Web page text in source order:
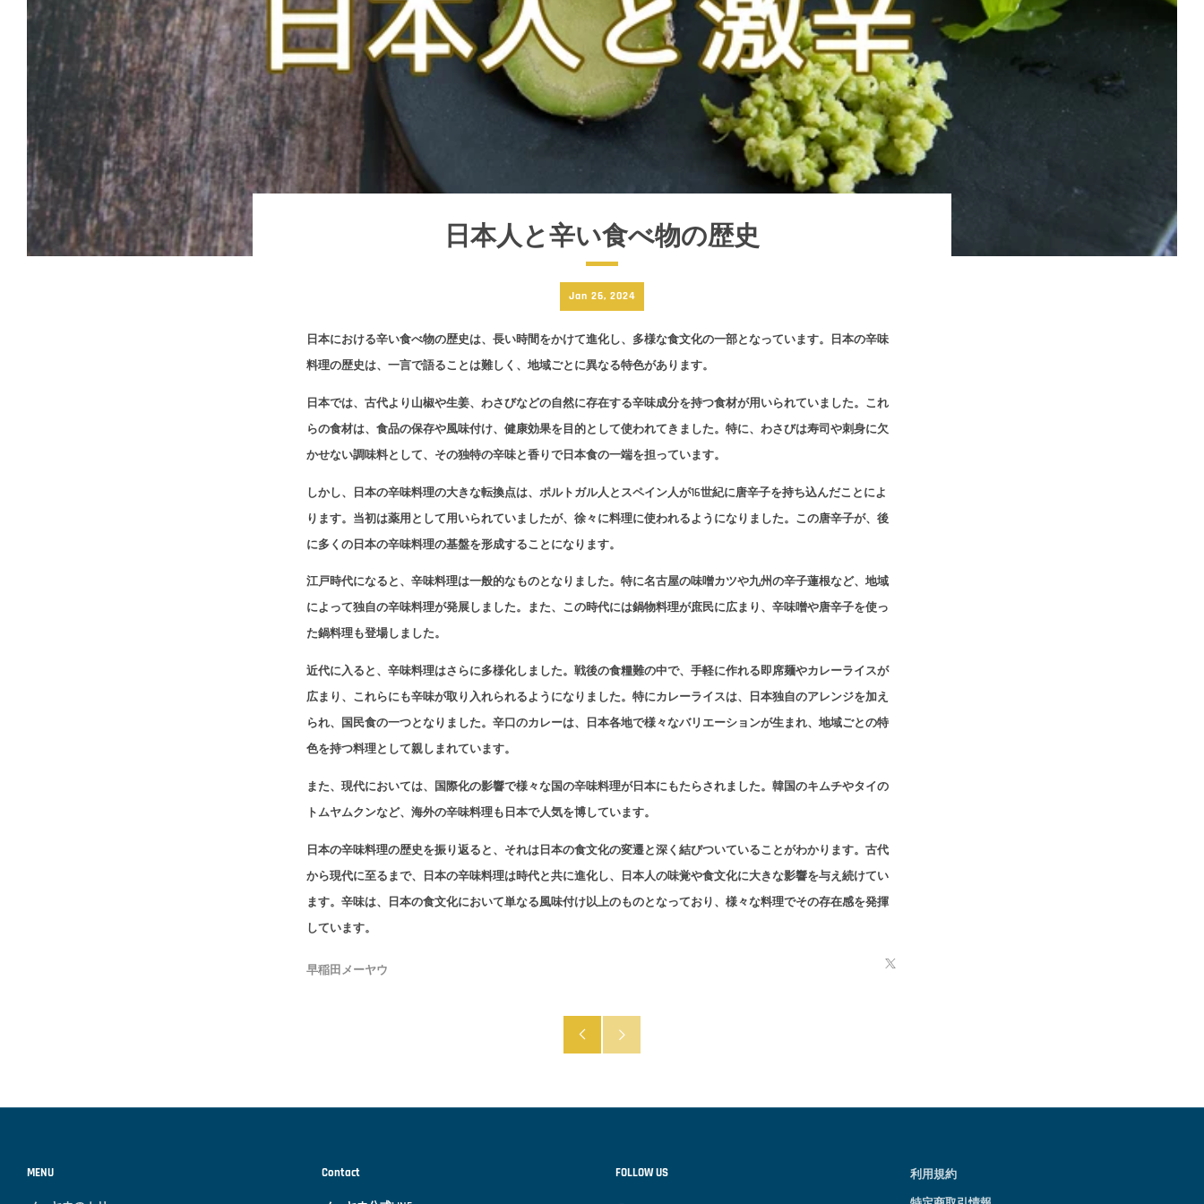
日本人と辛い食べ物の歴史
Jan 26, 2024
日本における辛い食べ物の歴史は、長い時間をかけて進化し、多様な食文化の一部となっています。日本の辛味
料理の歴史は、一言で語ることは難しく、地域ごとに異なる特色があります。
日本では、古代より山椒や生姜、わさびなどの自然に存在する辛味成分を持つ食材が用いられていました。これ
らの食材は、食品の保存や風味付け、健康効果を目的として使われてきました。特に、わさびは寿司や刺身に欠
かせない調味料として、その独特の辛味と香りで日本食の一端を担っています。
しかし、日本の辛味料理の大きな転換点は、ポルトガル人とスペイン人が16世紀に唐辛子を持ち込んだことによ
ります。当初は薬用として用いられていましたが、徐々に料理に使われるようになりました。この唐辛子が、後
に多くの日本の辛味料理の基盤を形成することになります。
江戸時代になると、辛味料理は一般的なものとなりました。特に名古屋の味噌カツや九州の辛子蓮根など、地域
によって独自の辛味料理が発展しました。また、この時代には鍋物料理が庶民に広まり、辛味噌や唐辛子を使っ
た鍋料理も登場しました。
近代に入ると、辛味料理はさらに多様化しました。戦後の食糧難の中で、手軽に作れる即席麺やカレーライスが
広まり、これらにも辛味が取り入れられるようになりました。特にカレーライスは、日本独自のアレンジを加え
られ、国民食の一つとなりました。辛口のカレーは、日本各地で様々なバリエーションが生まれ、地域ごとの特
色を持つ料理として親しまれています。
また、現代においては、国際化の影響で様々な国の辛味料理が日本にもたらされました。韓国のキムチやタイの
トムヤムクンなど、海外の辛味料理も日本で人気を博しています。
日本の辛味料理の歴史を振り返ると、それは日本の食文化の変遷と深く結びついていることがわかります。古代
から現代に至るまで、日本の辛味料理は時代と共に進化し、日本人の味覚や食文化に大きな影響を与え続けてい
ます。辛味は、日本の食文化において単なる風味付け以上のものとなっており、様々な料理でその存在感を発揮
しています。
早稲田メーヤウ
MENU Contact FOLLOW US
利用規約